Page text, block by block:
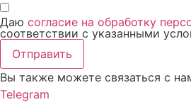
Даю согласие на обработку
соответствии с указанными
Отправить
Вы также можете связаться с
Telegram